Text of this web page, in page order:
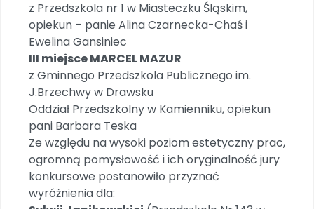
z Przedszkola nr 1 w Miasteczku Śląskim,
opiekun – panie Alina Czarnecka-Chaś i
Ewelina Gansiniec
III miejsce MARCEL MAZUR
z Gminnego Przedszkola Publicznego im.
J.Brzechwy w Drawsku
Oddział Przedszkolny w Kamienniku, opiekun
pani Barbara Teska
Ze względu na wysoki poziom estetyczny prac,
ogromną pomysłowość i ich oryginalność jury
konkursowe postanowiło przyznać
wyróżnienia dla: